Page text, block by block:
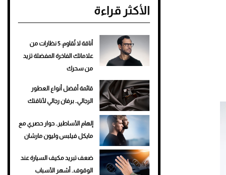
الأكثر قراءة
أناقة لا تُقاوم: 5 نظارات من
علاماتك الفاخرة المفضلة تزيد
من سحرك
قائمة أفضل أنواع العطور
الرجالي.. برفان رجالي لأناقتك
إلهام الأساطير.. حوار حصري مع
مايكل فيلبس وليون مارشان
ضعف تبريد مكيف السيارة عند
الوقوف.. أشهر الأسباب